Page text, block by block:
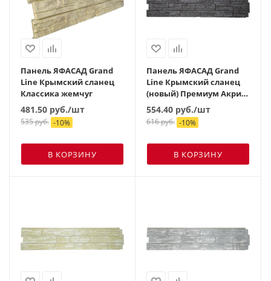
Панель ЯФАСАД Grand
Line Крымский сланец
Классика жемчуг
481.50 руб./шт
535руб. -10%
В КОРЗИНУ
Панель ЯФАСАД Grand
Line Крымский сланец
(новый) Премиум Акрил
уголь
554.40 руб./шт
616руб. -10%
В КОРЗИНУ